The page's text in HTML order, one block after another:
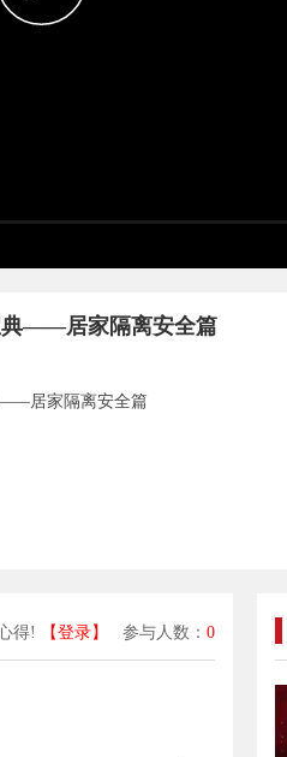
典——居家隔离安全篇
——居家隔离安全篇
得! 【登录】 参与人数： 0